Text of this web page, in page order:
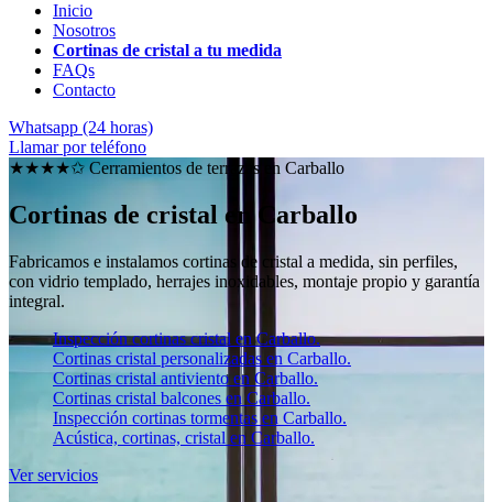
Inicio
Nosotros
Cortinas de cristal a tu medida
FAQs
Contacto
Whatsapp (24 horas)
Llamar por teléfono
★★★★✩ Cerramientos de terrazas en Carballo
Cortinas de cristal en Carballo
Fabricamos e instalamos cortinas de cristal a medida, sin perfiles,
con vidrio templado, herrajes inoxidables, montaje propio y garantía
integral.
Inspección cortinas cristal en Carballo.
Cortinas cristal personalizadas en Carballo.
Cortinas cristal antiviento en Carballo.
Cortinas cristal balcones en Carballo.
Inspección cortinas tormentas en Carballo.
Acústica, cortinas, cristal en Carballo.
Ver servicios